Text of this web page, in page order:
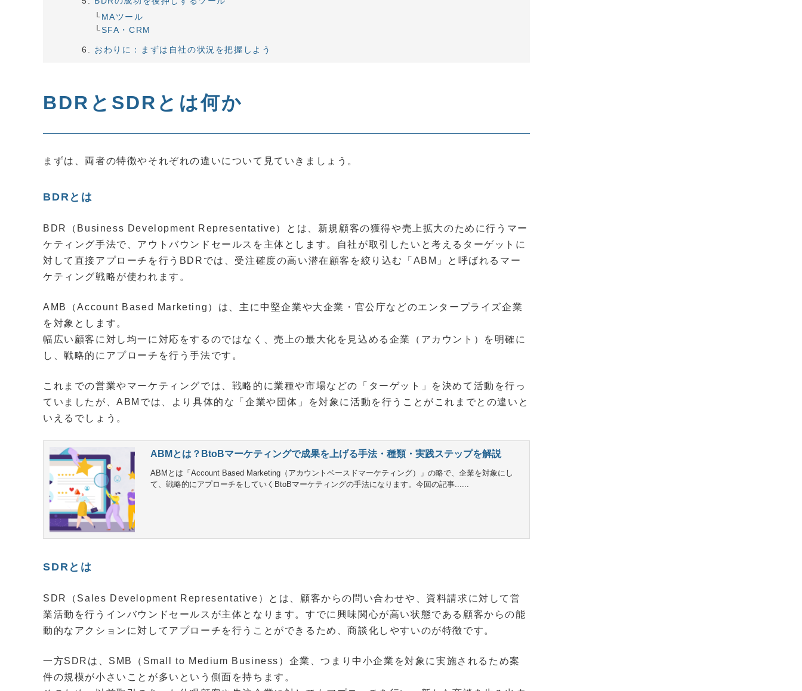
MAツール
SFA・CRM
おわりに：まずは自社の状況を把握しよう
BDRとSDRとは何か
まずは、両者の特徴やそれぞれの違いについて見ていきましょう。
BDRとは
BDR（Business Development Representative）とは、新規顧客の獲得や売上拡大のために行うマー
ケティング手法で、アウトバウンドセールスを主体とします。自社が取引したいと考えるターゲットに
対して直接アプローチを行うBDRでは、受注確度の高い潜在顧客を絞り込む「ABM」と呼ばれるマー
ケティング戦略が使われます。
AMB（Account Based Marketing）は、主に中堅企業や大企業・官公庁などのエンタープライズ企業
を対象とします。
幅広い顧客に対し均一に対応をするのではなく、売上の最大化を見込める企業（アカウント）を明確に
し、戦略的にアプローチを行う手法です。
これまでの営業やマーケティングでは、戦略的に業種や市場などの「ターゲット」を決めて活動を行っ
ていましたが、ABMでは、より具体的な「企業や団体」を対象に活動を行うことがこれまでとの違いと
いえるでしょう。
ABMとは？BtoBマーケティングで成果を上げる手法・種類・実践ステップを解説
ABMとは「Account Based Marketing（アカウントベースドマーケティング）」の略で、企業を対象にし
て、戦略的にアプローチをしていくBtoBマーケティングの手法になります。今回の記事......
SDRとは
SDR（Sales Development Representative）とは、顧客からの問い合わせや、資料請求に対して営
業活動を行うインバウンドセールスが主体となります。すでに興味関心が高い状態である顧客からの能
動的なアクションに対してアプローチを行うことができるため、商談化しやすいのが特徴です。
一方SDRは、SMB（Small to Medium Business）企業、つまり中小企業を対象に実施されるため案
件の規模が小さいことが多いという側面を持ちます。